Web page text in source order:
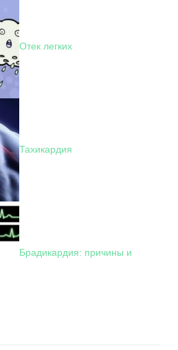
Отек легких
Тахикардия
Брадикардия: причины и